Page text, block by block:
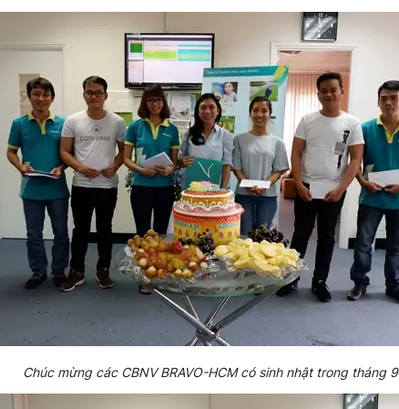
Chúc mừng các CBNV BRAVO-HCM có sinh nhật trong tháng 9